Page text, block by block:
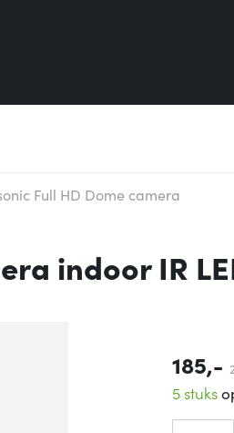
Full HD Dome camera
indoor IR
185,-
5 stuks